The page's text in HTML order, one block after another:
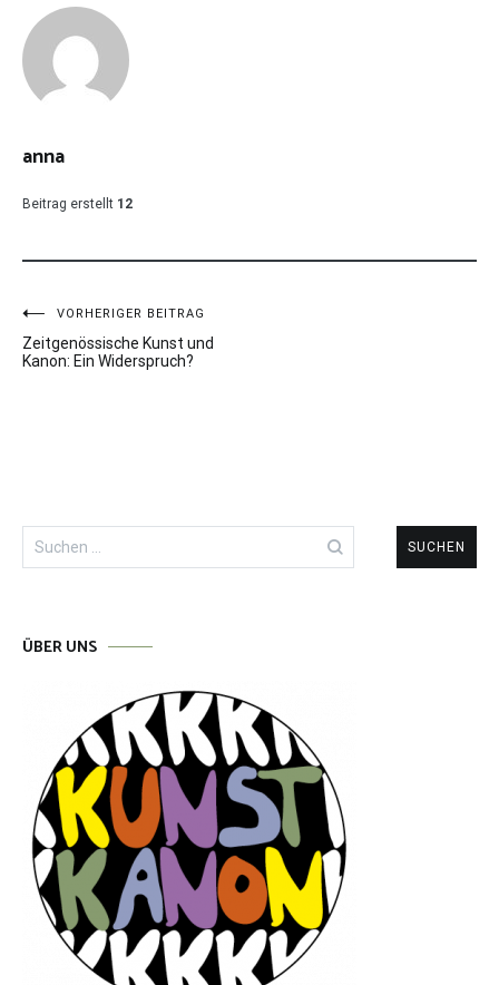
anna
Beitrag erstellt 12
Beitragsnavigation
VORHERIGER BEITRAG
Zeitgenössische Kunst und
Kanon: Ein Widerspruch?
Suchen
nach:
ÜBER UNS